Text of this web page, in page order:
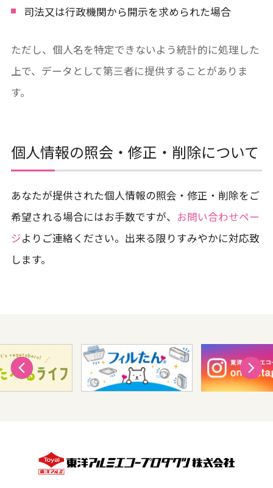
司法又は行政機関から開示を求められた場合
ただし、個人名を特定できないよう統計的に処理した
上で、データとして第三者に提供することがありま
す。
個人情報の照会・修正・削除について
あなたが提供された個人情報の照会・修正・削除をご
希望される場合にはお手数ですが、 お問い合わせペー
ジよりご連絡ください。出来る限りすみやかに対応致
します。